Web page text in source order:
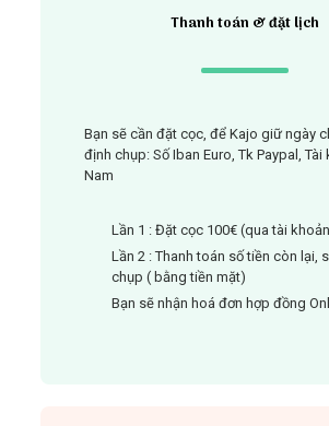
Thanh toán & đặt lịch
Bạn sẽ cần đặt cọc, để Kajo giữ ngày
định chụp: Số Iban Euro, Tk Paypal, Tài
Nam
Lần 1 : Đặt cọc 100€ (qua tài
Lần 2 : Thanh toán số tiền còn lại,
chụp ( bằng tiền mặt)
Bạn sẽ nhận hoá đơn hợp đồng